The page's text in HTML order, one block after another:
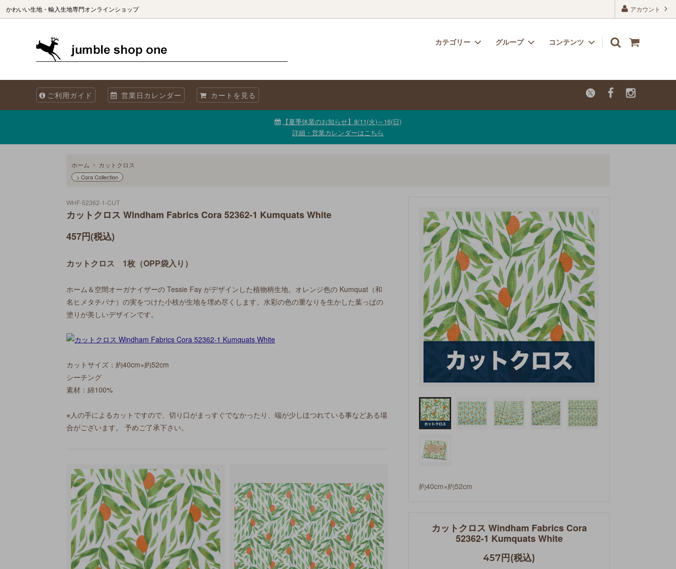
アカウント
かわいい生地・輸入生地専門オンラインショップ
カテゴリー
オリジナル生地 Sewslow
グループ
生地をコレクションで選ぶ オーガニックコットン
生地【セール品・値下げ品】
コンテンツ
当店について
ご利用ガイド 営業日カレンダー カートを見る
【夏季休業のお知らせ】8/11(火)～16(日)
詳細・営業カレンダーはこちら
ホーム カットクロス
> Cora Collection
約40cm×約52cm
カットクロス Windham Fabrics Cora
52362-1 Kumquats White
457円(税込)
WHF-52362-1-CUT
カットクロス Windham Fabrics Cora 52362-1 Kumquats White
457円(税込)
カットクロス 1枚（OPP袋入り）
ホーム＆空間オーガナイザーの Tessie Fay がデザインした植物柄生地。オレンジ色の Kumquat（和
名ヒメタチバナ）の実をつけた小枝が生地を埋め尽くします。水彩の色の重なりを生かした葉っぱの
塗りが美しいデザインです。
カットサイズ：約40cm×約52cm
シーチング
素材：綿100%
※人の手によるカットですので、切り口がまっすぐでなかったり、端が少しほつれている事などある場
合がございます。 予めご了承下さい。